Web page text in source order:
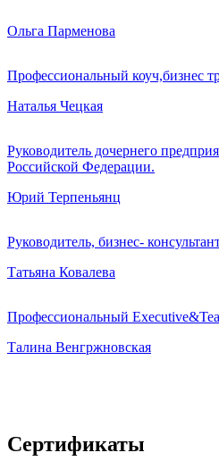
Ольга Парменова
Профессиональный коуч,бизнес
Наталья Чецкая
Руководитель дочернего
Российской Федерации.
Юрий Терпеньянц
Руководитель, бизнес-
Татьяна Ковалева
Профессиональный
Талина Венгржновская
Сертификаты